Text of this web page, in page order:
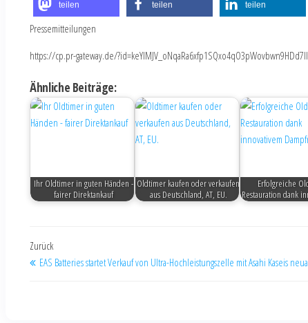
teilen teilen teilen
Pressemitteilungen
https://cp.pr-gateway.de/
Ähnliche Beiträge:
Ihr Oldtimer in guten Händen -
fairer Direktankauf
Oldtimer kaufen oder verkaufen
aus Deutschland, AT, EU.
Erfolgreiche
Restauration dank
Zurück
EAS Batteries startet Verkauf von Ultra-Hochleistungszelle mit Asahi Kaseis